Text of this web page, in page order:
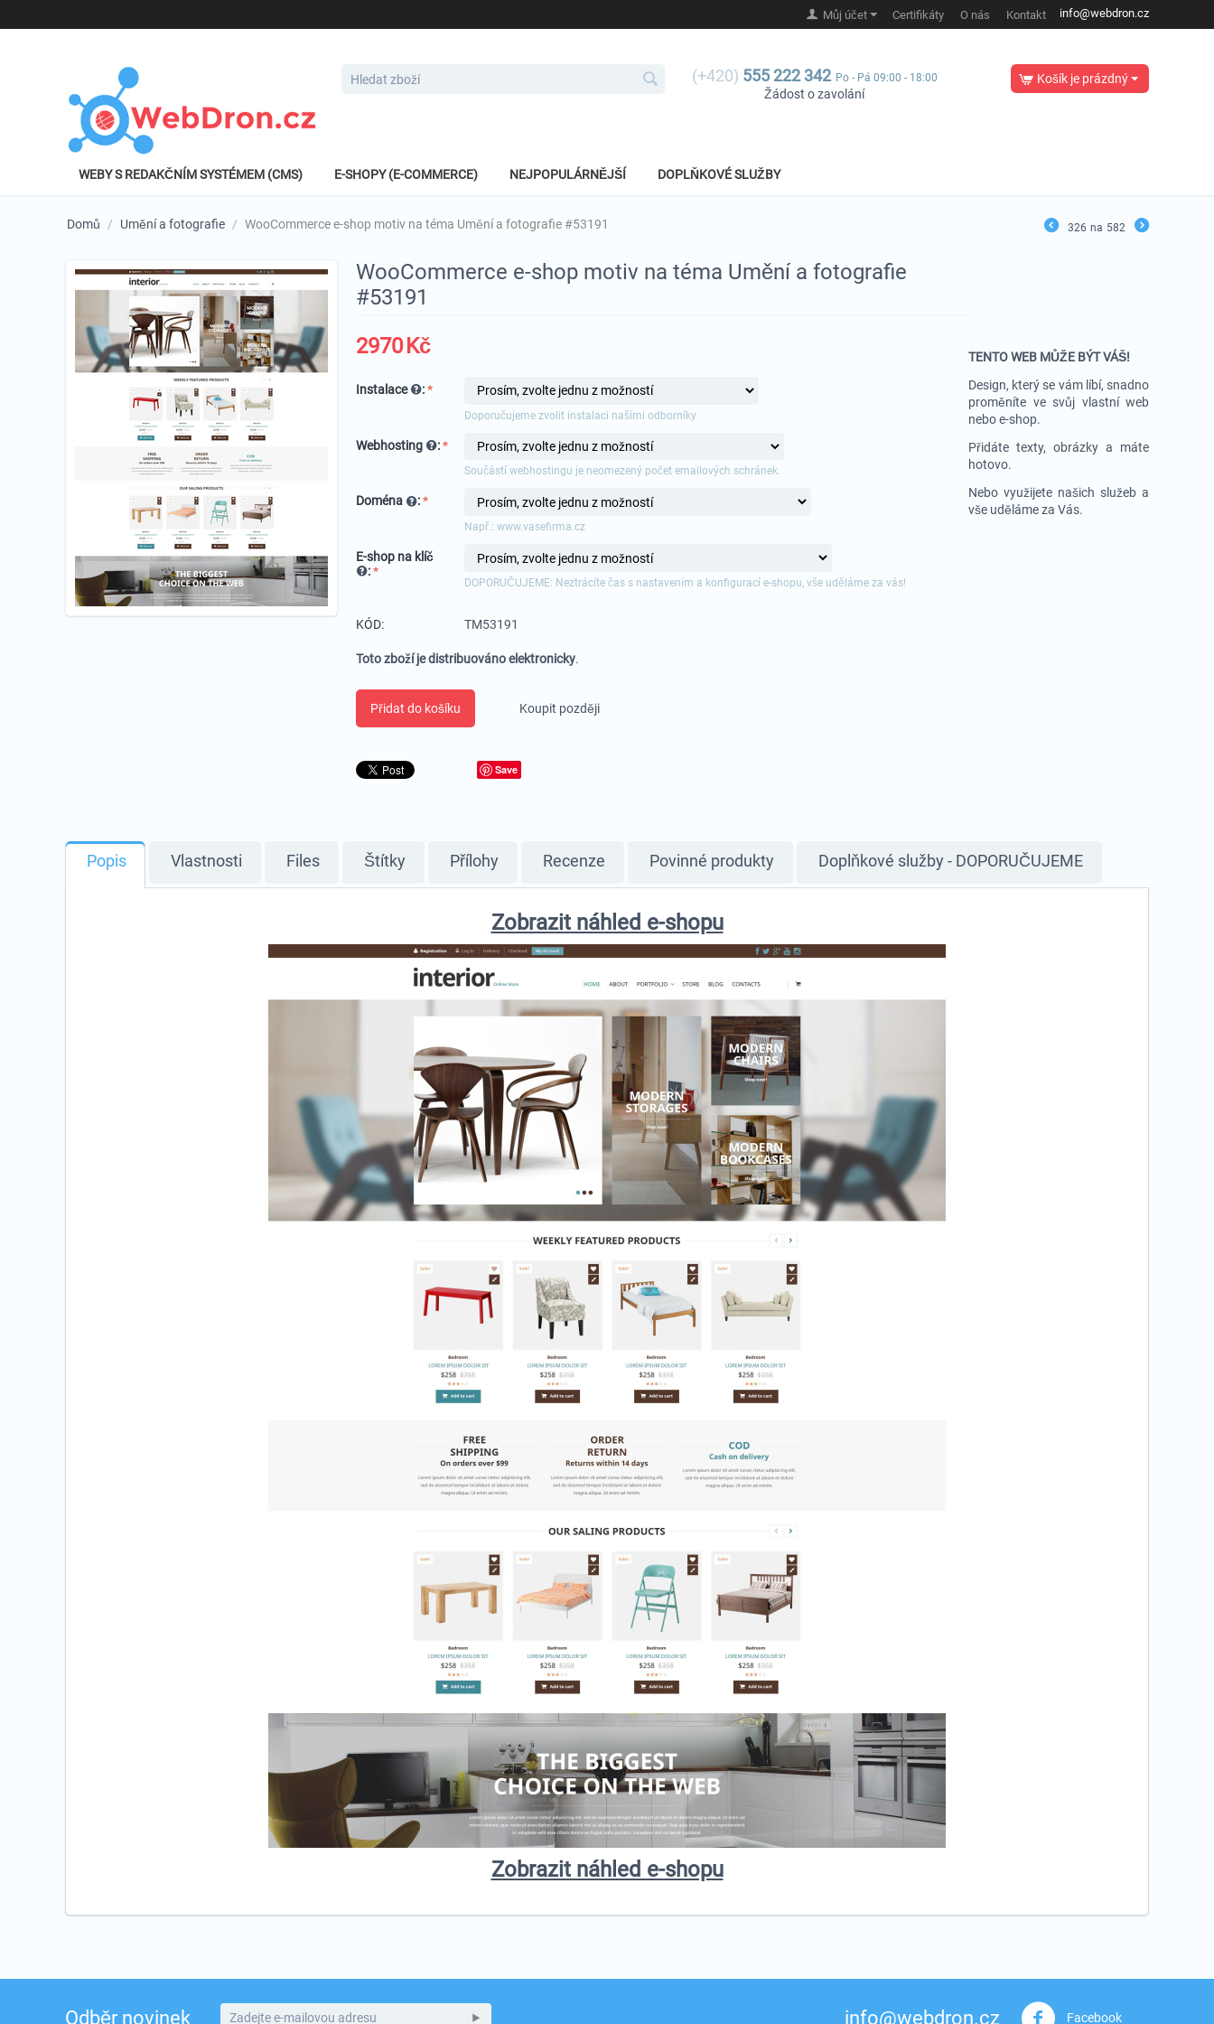
info@webdron.cz
Certifikáty O nás Kontakt
Můj účet
(+420) 555 222 342 Po - Pá 09:00 - 18:00
Žádost o zavolání
Košík je prázdný
WEBY S REDAKČNÍM SYSTÉMEM (CMS) E-SHOPY (E-COMMERCE) NEJPOPULÁRNĚJŠÍ DOPLŇKOVÉ SLUŽBY
Domů / Umění a fotografie / WooCommerce e-shop motiv na téma Umění a fotografie #53191 326 na 582
WooCommerce e-shop motiv na téma Umění a fotografie
#53191
TENTO WEB MŮŽE BÝT VÁŠ!
Design, který se vám líbí, snadno
proměníte ve svůj vlastní web
nebo e-shop.
Přidáte texty, obrázky a máte
hotovo.
Nebo využijete našich služeb a
vše uděláme za Vás.
2970Kč
Instalace :
Doporučujeme zvolit instalaci našimi odborníky
Webhosting :
Součástí webhostingu je neomezený počet emailových schránek.
Doména :
Např.: www.vasefirma.cz
E-shop na klíč
:
DOPORUČUJEME: Neztrácíte čas s nastavením a konfigurací e-shopu, vše uděláme za vás!
KÓD: TM53191
Toto zboží je distribuováno elektronicky.
Přidat do košíku Koupit později
Save
Popis Vlastnosti Files Štítky Přílohy Recenze Povinné produkty Doplňkové služby - DOPORUČUJEME
Zobrazit náhled e-shopu
Zobrazit náhled e-shopu
Odběr novinek info@webdron.cz Facebook